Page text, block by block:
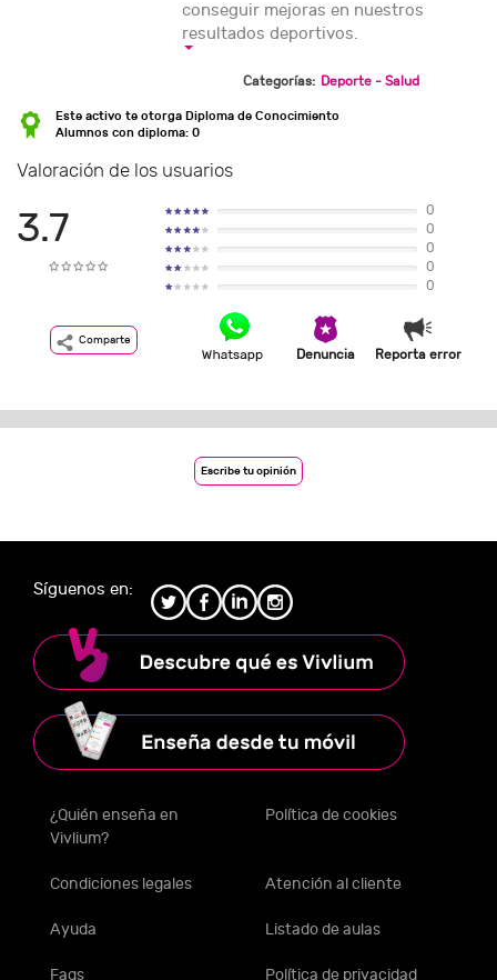
conseguir mejoras en nuestros
resultados deportivos.
Categorías: Deporte - Salud
Este activo te otorga Diploma de Conocimiento
Alumnos con diploma: 0
Valoración de los usuarios
3.7
0
0
0
0
0
Comparte
Denuncia Reporta error
Escribe tu opinión
Síguenos en:
¿Quién enseña en
Vivlium?
Política de cookies
Condiciones legales Atención al cliente
Ayuda Listado de aulas
Faqs Política de privacidad